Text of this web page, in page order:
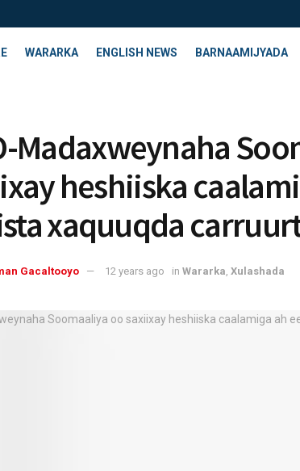
WARARKA ENGLISH NEWS BARNAAMIJYADA
Madaxweynaha
heshiiska
xaquuqda
Gacaltooyo 12 years ago in Wararka Xulashada